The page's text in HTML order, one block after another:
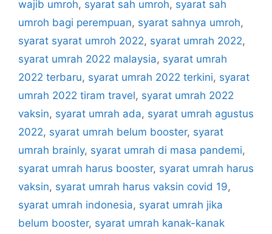
wajib umroh, syarat sah umroh, syarat sah
umroh bagi perempuan, syarat sahnya umroh,
syarat syarat umroh 2022, syarat umrah 2022,
syarat umrah 2022 malaysia, syarat umrah
2022 terbaru, syarat umrah 2022 terkini, syarat
umrah 2022 tiram travel, syarat umrah 2022
vaksin, syarat umrah ada, syarat umrah agustus
2022, syarat umrah belum booster, syarat
umrah brainly, syarat umrah di masa pandemi,
syarat umrah harus booster, syarat umrah harus
vaksin, syarat umrah harus vaksin covid 19,
syarat umrah indonesia, syarat umrah jika
belum booster, syarat umrah kanak-kanak